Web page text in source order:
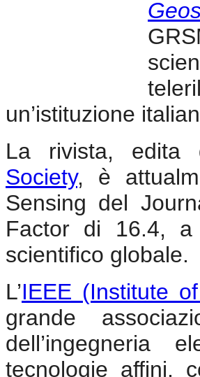
un’istituzione
La rivista, edita
Society, è
Sensing del
Factor di 16.4, a
scientifico globale.
L’IEEE (Institute
grande
dell’ingegneria
tecnologie affini,